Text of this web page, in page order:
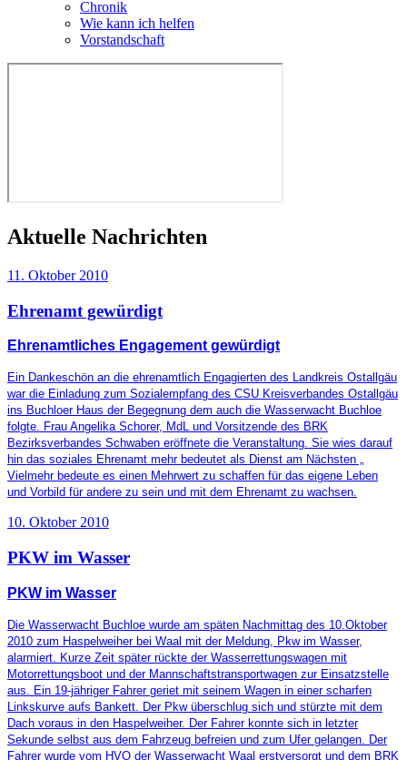
Chronik
Wie kann ich helfen
Vorstandschaft
Aktuelle Nachrichten
11. Oktober 2010
Ehrenamt gewürdigt
Ehrenamtliches Engagement gewürdigt
Ein Dankeschön an die ehrenamtlich Engagierten des Landkreis Ostallgäu
war die Einladung zum Sozialempfang des CSU Kreisverbandes Ostallgäu
ins Buchloer Haus der Begegnung dem auch die Wasserwacht Buchloe
folgte. Frau Angelika Schorer, MdL und Vorsitzende des BRK
Bezirksverbandes Schwaben eröffnete die Veranstaltung. Sie wies darauf
hin das soziales Ehrenamt mehr bedeutet als Dienst am Nächsten „
Vielmehr bedeute es einen Mehrwert zu schaffen für das eigene Leben
und Vorbild für andere zu sein und mit dem Ehrenamt zu wachsen.
10. Oktober 2010
PKW im Wasser
PKW im Wasser
Die Wasserwacht Buchloe wurde am späten Nachmittag des 10.Oktober
2010 zum Haspelweiher bei Waal mit der Meldung, Pkw im Wasser,
alarmiert. Kurze Zeit später rückte der Wasserrettungswagen mit
Motorrettungsboot und der Mannschaftstransportwagen zur Einsatzstelle
aus. Ein 19-jähriger Fahrer geriet mit seinem Wagen in einer scharfen
Linkskurve aufs Bankett. Der Pkw überschlug sich und stürzte mit dem
Dach voraus in den Haspelweiher. Der Fahrer konnte sich in letzter
Sekunde selbst aus dem Fahrzeug befreien und zum Ufer gelangen. Der
Fahrer wurde vom HVO der Wasserwacht Waal erstversorgt und dem BRK